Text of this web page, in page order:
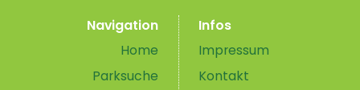
Navigation
Home
Parksuche
Infos
Impressum
Kontakt